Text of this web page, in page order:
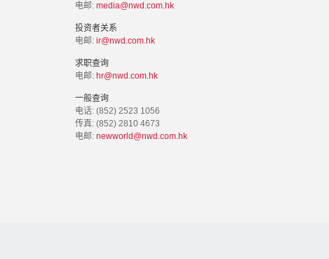
电邮: media@nwd.com.hk
投资者关系
电邮: ir@nwd.com.hk
求职查询
电邮: hr@nwd.com.hk
一般查询
电话: (852) 2523 1056
传真: (852) 2810 4673
电邮: newworld@nwd.com.hk